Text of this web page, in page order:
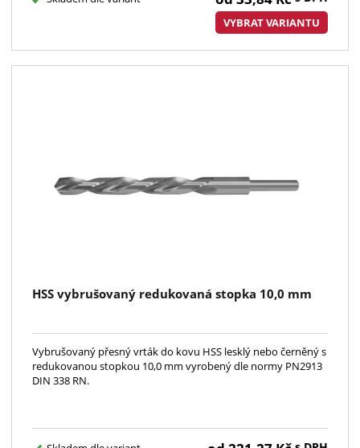
VYBRAT VARIANTU
HSS vybrušovaný redukovaná stopka 10,0 mm
Vybrušovaný přesný vrták do kovu HSS lesklý nebo černěný s
redukovanou stopkou 10,0 mm vyrobený dle normy PN2913
DIN 338 RN.